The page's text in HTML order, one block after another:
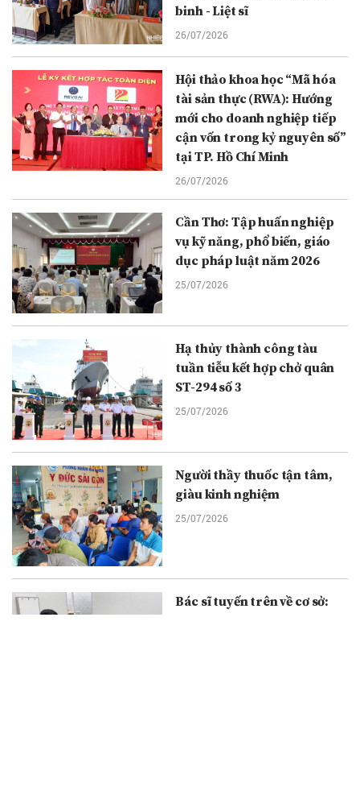
binh - Liệt sĩ
26/07/2026
Hội thảo khoa học “Mã hóa
tài sản thực (RWA): Hướng
mới cho doanh nghiệp tiếp
cận vốn trong kỷ nguyên số”
tại TP. Hồ Chí Minh
26/07/2026
Cần Thơ: Tập huấn nghiệp
vụ kỹ năng, phổ biến, giáo
dục pháp luật năm 2026
25/07/2026
Hạ thủy thành công tàu
tuần tiễu kết hợp chở quân
ST-294 số 3
25/07/2026
Người thầy thuốc tận tâm,
giàu kinh nghiệm
25/07/2026
Bác sĩ tuyến trên về cơ sở: